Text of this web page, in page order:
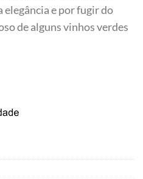
e por fugir do
de alguns vinhos verdes